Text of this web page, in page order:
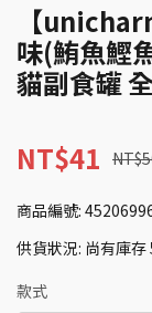
【
味(鮪魚鰹
貓副食罐
NT$41
商品編號:
供貨狀況: 尚有庫存
款式